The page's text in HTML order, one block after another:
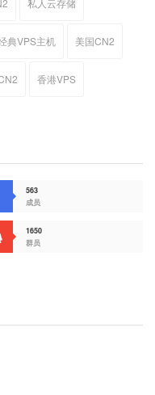
私人云存储
典VPS主机 美国CN2
香港VPS
563
成员
1650
群员